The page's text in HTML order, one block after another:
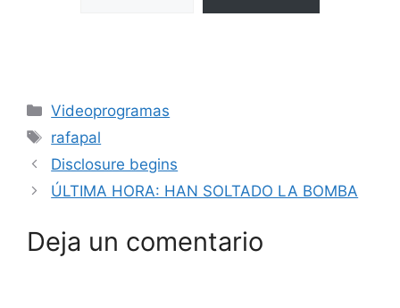
Categorías
Videoprogramas
Etiquetas
rafapal
Disclosure begins
ÚLTIMA HORA: HAN SOLTADO LA BOMBA
Deja un comentario